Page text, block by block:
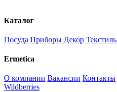
Каталог
Посуда Приборы Декор Текстиль
Ermetica
О компании Вакансии Контакты
Wildberries